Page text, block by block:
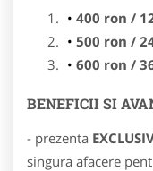
400 ron /
500 ron /
600 ron /
BENEFICII SI
- prezenta
singura afacere